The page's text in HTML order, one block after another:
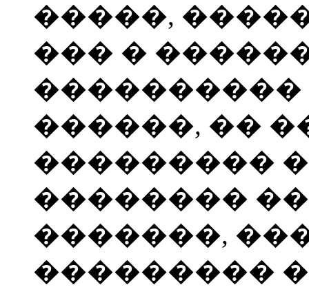
�����,
��� �
������, ��
���������
��������
�������,
���������